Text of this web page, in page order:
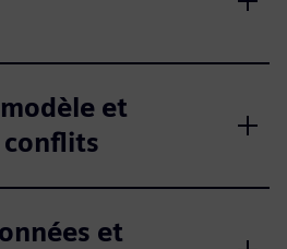
et
et